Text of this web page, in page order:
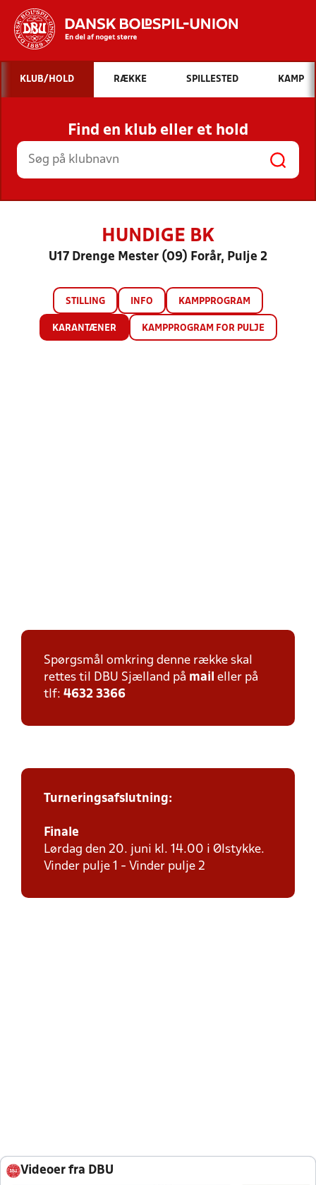
Hvad vil du søge efter?
INDHOLD OG NYHEDER
STILLINGER, RESULTATER, KLUBBER OG
HOLD
KLUB/HOLD RÆKKE SPILLESTED KAMP
Find en klub eller et hold
HUNDIGE BK
U17 Drenge Mester (09) Forår, Pulje 2
STILLING INFO KAMPPROGRAM
KARANTÆNER KAMPPROGRAM FOR PULJE
Spørgsmål omkring denne række skal
rettes til DBU Sjælland på mail eller på
tlf: 4632 3366
Turneringsafslutning:
Finale
Lørdag den 20. juni kl. 14.00 i Ølstykke.
Vinder pulje 1 - Vinder pulje 2
Videoer fra DBU